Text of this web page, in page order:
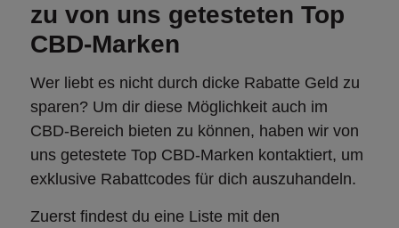
zu von uns getesteten Top
CBD-Marken
Wer liebt es nicht durch dicke Rabatte Geld zu
sparen? Um dir diese Möglichkeit auch im
CBD-Bereich bieten zu können, haben wir von
uns getestete Top CBD-Marken kontaktiert, um
exklusive Rabattcodes für dich auszuhandeln.
Zuerst findest du eine Liste mit den